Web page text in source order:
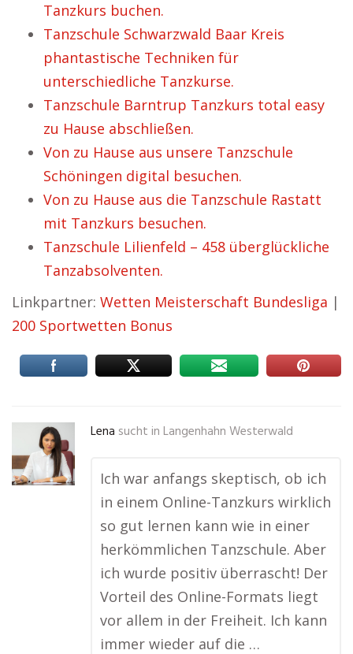
Tanzkurs buchen.
Tanzschule Schwarzwald Baar Kreis
phantastische Techniken für
unterschiedliche Tanzkurse.
Tanzschule Barntrup Tanzkurs total easy
zu Hause abschließen.
Von zu Hause aus unsere Tanzschule
Schöningen digital besuchen.
Von zu Hause aus die Tanzschule Rastatt
mit Tanzkurs besuchen.
Tanzschule Lilienfeld – 458 überglückliche
Tanzabsolventen.
Linkpartner: Wetten Meisterschaft Bundesliga |
200 Sportwetten Bonus
Lena sucht in Langenhahn Westerwald
Ich war anfangs skeptisch, ob ich
in einem Online-Tanzkurs wirklich
so gut lernen kann wie in einer
herkömmlichen Tanzschule. Aber
ich wurde positiv überrascht! Der
Vorteil des Online-Formats liegt
vor allem in der Freiheit. Ich kann
immer wieder auf die …